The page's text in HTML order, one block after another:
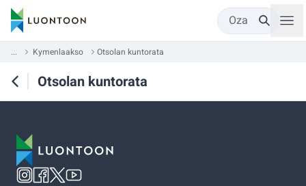
Oza
... Kymenlaakso Otsolan kuntorata
Otsolan kuntorata